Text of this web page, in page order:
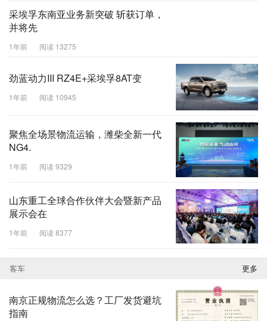
采埃孚东南亚业务新突破 斩获订单，
并将先
1年前 阅读 13275
劲蓝动力III RZ4E+采埃孚8AT变
1年前 阅读 10945
聚焦全场景物流运输，潍柴全新一代
NG4.
1年前 阅读 9329
山东重工全球合作伙伴大会暨新产品
展示会在
1年前 阅读 8377
客车 更多
南京正规物流怎么选？工厂发货避坑
指南